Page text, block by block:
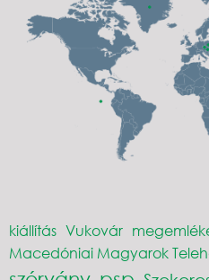
kiállítás Vukovár
Macedóniai Magyarok